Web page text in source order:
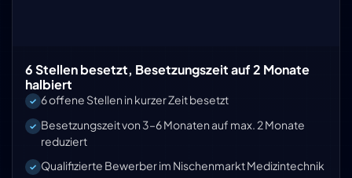
6 Stellen besetzt, Besetzungszeit auf 2 Monate
halbiert
6 offene Stellen in kurzer Zeit besetzt
Besetzungszeit von 3–6 Monaten auf max. 2 Monate
reduziert
Qualifizierte Bewerber im Nischenmarkt Medizintechnik